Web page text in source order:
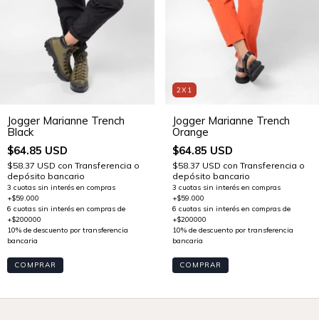
Jogger Marianne Trench
Black
$64.85 USD
$58.37 USD con Transferencia o
depósito bancario
COMPRAR
2X1
Jogger Marianne Trench
Orange
$64.85 USD
$58.37 USD con Transferencia o
depósito bancario
COMPRAR